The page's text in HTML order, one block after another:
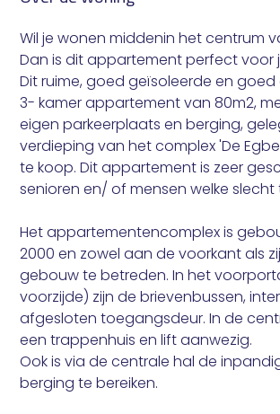
Wil je wonen middenin het centrum
Dan is dit appartement perfect voor
Dit ruime, goed geïsoleerde en
3- kamer appartement van 80m2,
eigen parkeerplaats en berging,
verdieping van het complex 'De
te koop. Dit appartement is zeer
senioren en/ of mensen welke slecht
Het appartementencomplex is
2000 en zowel aan de voorkant als
gebouw te betreden. In het
voorzijde) zijn de brievenbussen,
afgesloten toegangsdeur. In de
een trappenhuis en lift aanwezig.
Ook is via de centrale hal de
berging te bereiken.